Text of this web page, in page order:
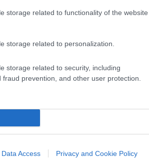
storage related to functionality of the website
storage related to personalization.
storage related to security, including
prevention, and other user protection.
Data Access Privacy and Cookie Policy
ci troviamo di fronte
l’episodio come
sembrano essere
conti tra bande rivali di
anche il noto
Una probabile
haitiane respinta ad un
non sa indicare nome
l’ha cancellato dopo